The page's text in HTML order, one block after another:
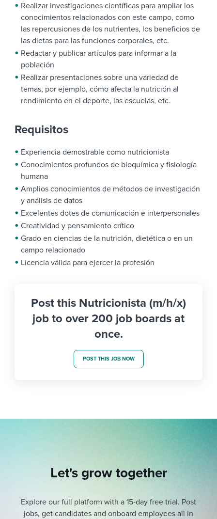
Realizar investigaciones científicas para ampliar los
conocimientos relacionados con este campo, como
las repercusiones de los nutrientes, los beneficios de
las dietas para las funciones corporales, etc.
Redactar y publicar artículos para informar a la
población
Realizar presentaciones sobre una variedad de
temas, por ejemplo, cómo afecta la nutrición al
rendimiento en el deporte, las escuelas, etc.
Requisitos
Experiencia demostrable como nutricionista
Conocimientos profundos de bioquímica y fisiología
humana
Amplios conocimientos de métodos de investigación
y análisis de datos
Excelentes dotes de comunicación e interpersonales
Creatividad y pensamiento crítico
Grado en ciencias de la nutrición, dietética o en un
campo relacionado
Licencia válida para ejercer la profesión
Post this Nutricionista (m/h/x)
job to over 200 job boards at
once.
POST THIS JOB NOW
Let's grow together
Explore our full platform with a 15-day free trial. Post
jobs, get candidates and onboard employees all in